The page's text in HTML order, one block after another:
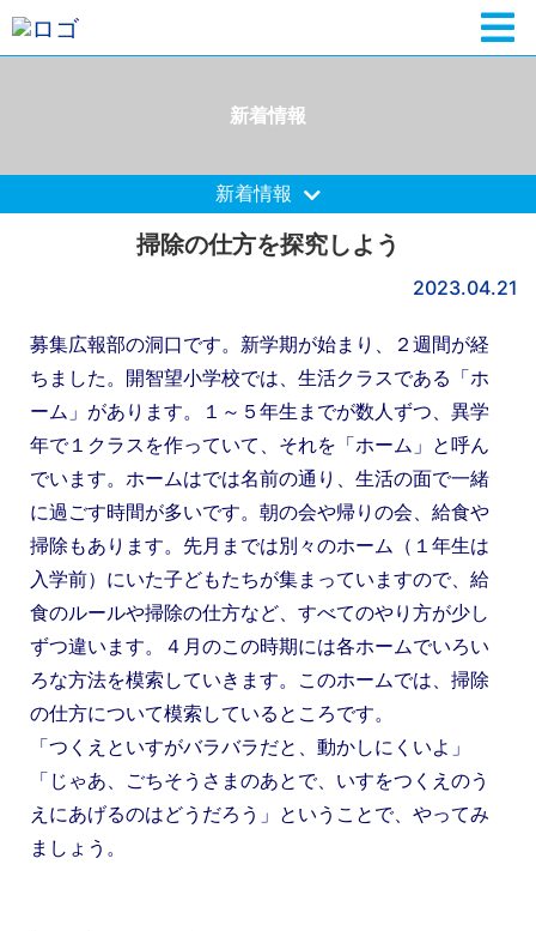
新着情報
新着情報
掃除の仕方を探究しよう
2023.04.21
募集広報部の洞口です。新学期が始まり、２週間が経
ちました。開智望小学校では、生活クラスである「ホ
ーム」があります。１～５年生までが数人ずつ、異学
年で１クラスを作っていて、それを「ホーム」と呼ん
でいます。ホームはでは名前の通り、生活の面で一緒
に過ごす時間が多いです。朝の会や帰りの会、給食や
掃除もあります。先月までは別々のホーム（１年生は
入学前）にいた子どもたちが集まっていますので、給
食のルールや掃除の仕方など、すべてのやり方が少し
ずつ違います。４月のこの時期には各ホームでいろい
ろな方法を模索していきます。このホームでは、掃除
の仕方について模索しているところです。
「つくえといすがバラバラだと、動かしにくいよ」
「じゃあ、ごちそうさまのあとで、いすをつくえのう
えにあげるのはどうだろう」ということで、やってみ
ましょう。